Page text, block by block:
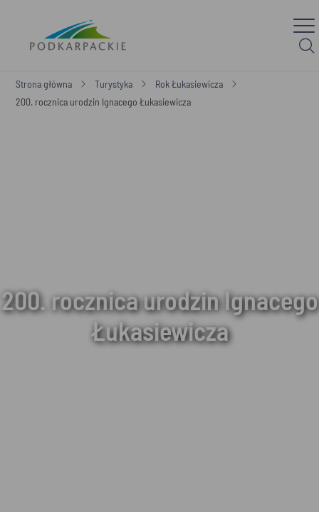
Strona główna Turystyka
Rok Łukasiewicza
200. rocznica urodzin Ignacego Łukasiewicza
200. rocznica urodzin Ignacego
Łukasiewicza